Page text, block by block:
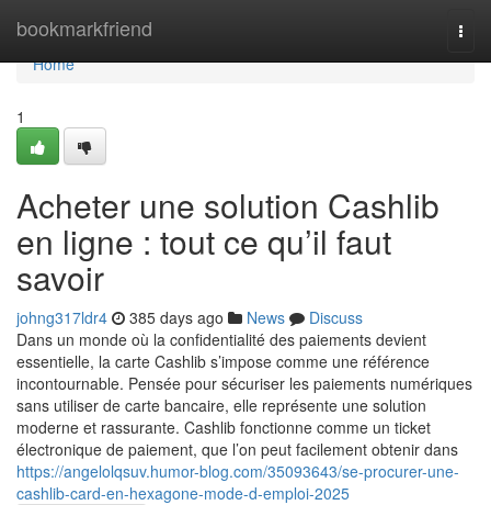
bookmarkfriend
Home
Home
1
Acheter une solution Cashlib
en ligne : tout ce qu’il faut
savoir
johng317ldr4 385 days ago News
Discuss
Dans un monde où la confidentialité des paiements devient
essentielle, la carte Cashlib s’impose comme une référence
incontournable. Pensée pour sécuriser les paiements numériques
sans utiliser de carte bancaire, elle représente une solution
moderne et rassurante. Cashlib fonctionne comme un ticket
électronique de paiement, que l’on peut facilement obtenir dans
https://angelolqsuv.humor-blog.com/35093643/se-procurer-une-
cashlib-card-en-hexagone-mode-d-emploi-2025